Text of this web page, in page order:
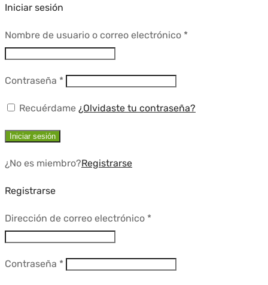
Iniciar sesión
Nombre de usuario o correo electrónico *Requerido
Contraseña *Requerido
Recuérdame ¿Olvidaste tu contraseña?
Iniciar sesión
¿No es miembro?Registrarse
Registrarse
Dirección de correo electrónico *Requerido
Contraseña *Requerido